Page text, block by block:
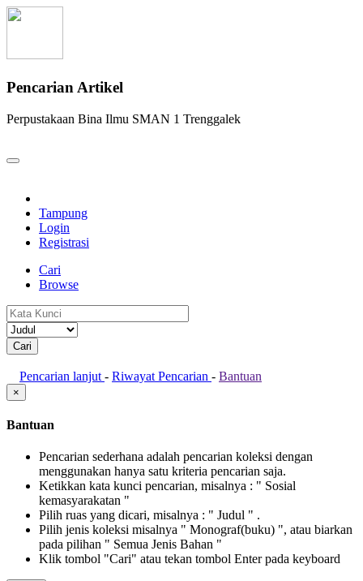
Pencarian Artikel
Perpustakaan Bina Ilmu SMAN 1 Trenggalek
Tampung
Login
Registrasi
Cari
Browse
Pencarian lanjut - Riwayat Pencarian - Bantuan
×
Bantuan
Pencarian sederhana adalah pencarian koleksi dengan
menggunakan hanya satu kriteria pencarian saja.
Ketikkan kata kunci pencarian, misalnya : " Sosial
kemasyarakatan "
Pilih ruas yang dicari, misalnya : " Judul " .
Pilih jenis koleksi misalnya " Monograf(buku) ", atau biarkan
pada pilihan " Semua Jenis Bahan "
Klik tombol "Cari" atau tekan tombol Enter pada keyboard